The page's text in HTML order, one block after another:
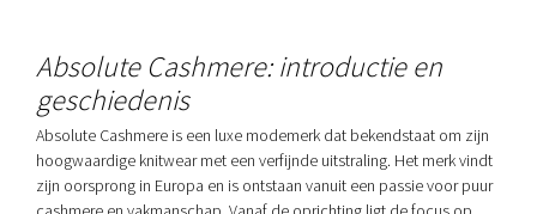
Absolute Cashmere: introductie en
geschiedenis
Absolute Cashmere is een luxe modemerk dat bekendstaat om zijn
hoogwaardige knitwear met een verfijnde uitstraling. Het merk vindt
zijn oorsprong in Europa en is ontstaan vanuit een passie voor puur